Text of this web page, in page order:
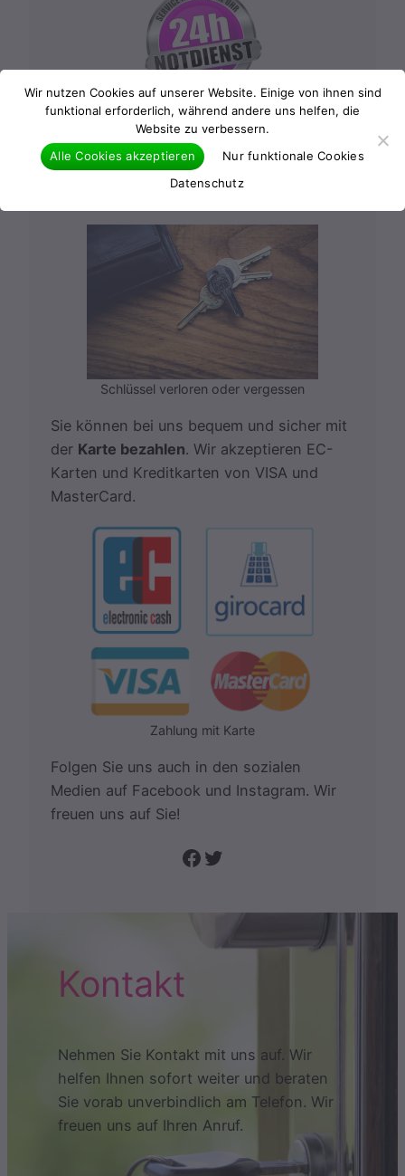
24 Stunden Notdienst
Waiblingen
Oder fragen Sie uns per E-Mail an:
Schlüssel verloren oder vergessen
Sie können bei uns bequem und sicher mit
der Karte bezahlen. Wir akzeptieren EC-
Karten und Kreditkarten von VISA und
MasterCard.
Zahlung mit Karte
Folgen Sie uns auch in den sozialen
Medien auf Facebook und Instagram. Wir
freuen uns auf Sie!
Folge uns auf Facebook Twitter
Kontakt
Nehmen Sie Kontakt mit uns auf. Wir
helfen Ihnen sofort weiter und beraten
Sie vorab unverbindlich am Telefon. Wir
freuen uns auf Ihren Anruf.
Wir nutzen Cookies auf unserer Website. Einige von ihnen sind
funktional erforderlich, während andere uns helfen, die
Website zu verbessern.
Alle Cookies akzeptieren
Nur funktionale Cookies
Datenschutz